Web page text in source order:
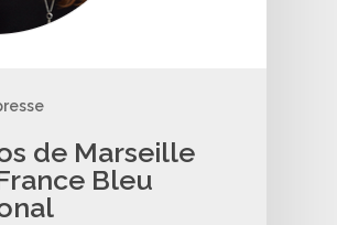
de Marseille
Bleu